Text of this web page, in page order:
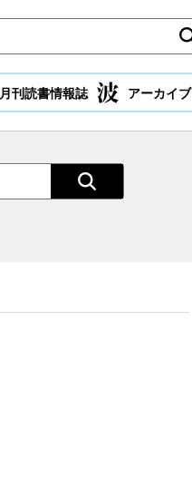
月刊読書情報誌 アーカイブ